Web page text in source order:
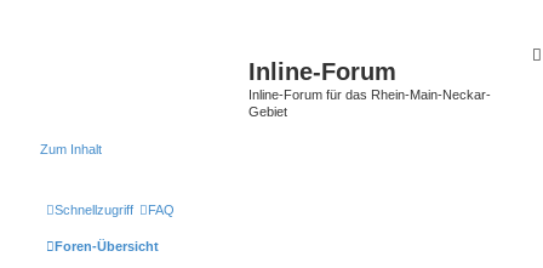
Inline-Forum
Inline-Forum für das Rhein-Main-Neckar-
Gebiet
Zum Inhalt
Schnellzugriff FAQ
Foren-Übersicht